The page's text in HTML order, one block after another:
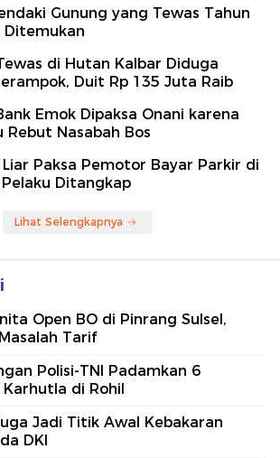
Gunung yang Tewas Tahun
Ditemukan
di Hutan Kalbar Diduga
Duit Rp 135 Juta Raib
Emok Dipaksa Onani karena
Rebut Nasabah Bos
Paksa Pemotor Bayar Parkir di
Ditangkap
Lihat Selengkapnya
Open BO di Pinrang Sulsel,
Tarif
Polisi-TNI Padamkan 6
di Rohil
Jadi Titik Awal Kebakaran
DKI